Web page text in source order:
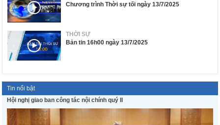
Chương trình Thời sự tối ngày 13/7/2025
THỜI SỰ
Bản tin 16h00 ngày 13/7/2025
Tin nổi bật
Hội nghị giao ban công tác nội chính quý II